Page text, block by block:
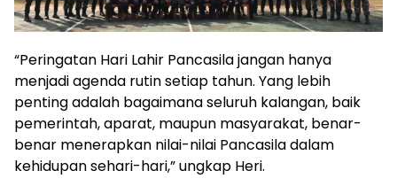
“Peringatan Hari Lahir Pancasila jangan hanya
menjadi agenda rutin setiap tahun. Yang lebih
penting adalah bagaimana seluruh kalangan, baik
pemerintah, aparat, maupun masyarakat, benar-
benar menerapkan nilai-nilai Pancasila dalam
kehidupan sehari-hari,” ungkap Heri.